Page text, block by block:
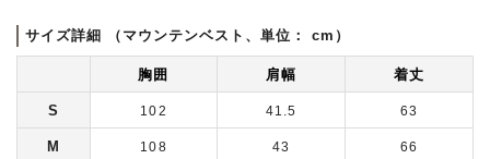
サイズ詳細 （マウンテンベスト、単位： cm）
胸囲 肩幅 着丈
S 102 41.5 63
M 108 43 66